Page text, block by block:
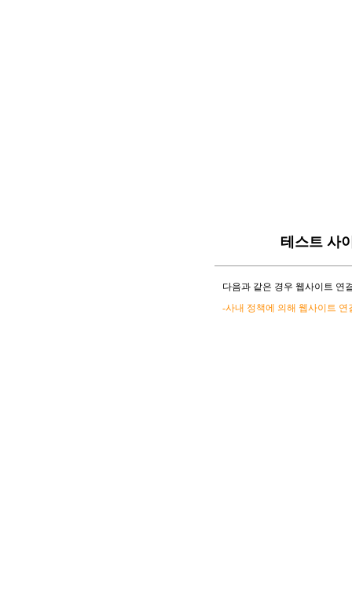
테스트 사
다음과 같은 경우 웹사이트 연
-사내 정책에 의해 웹사이트